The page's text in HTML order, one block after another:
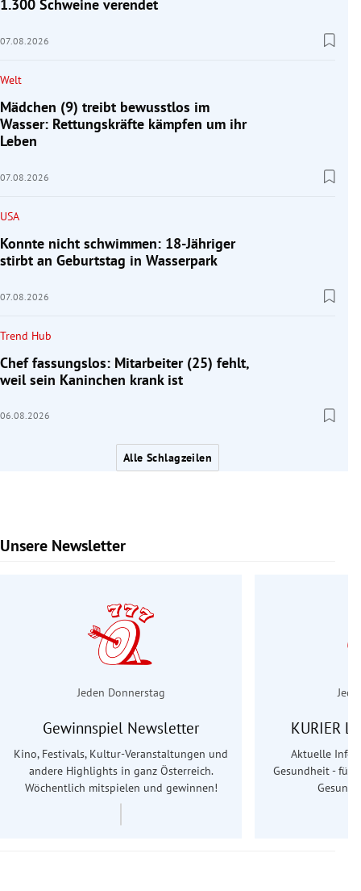
1.300 Schweine verendet
07.08.2026
Welt
Mädchen (9) treibt bewusstlos im
Wasser: Rettungskräfte kämpfen um ihr
Leben
07.08.2026
USA
Konnte nicht schwimmen: 18-Jähriger
stirbt an Geburtstag in Wasserpark
07.08.2026
Trend Hub
Chef fassungslos: Mitarbeiter (25) fehlt,
weil sein Kaninchen krank ist
06.08.2026
Alle Schlagzeilen
Unsere Newsletter
Slide 1 von 6
Jeden Donnerstag
Gewinnspiel Newsletter
Kino, Festivals, Kultur-Veranstaltungen und
andere Highlights in ganz Österreich.
Wöchentlich mitspielen und gewinnen!
KURIER
Aktuelle
Gesundheit - für